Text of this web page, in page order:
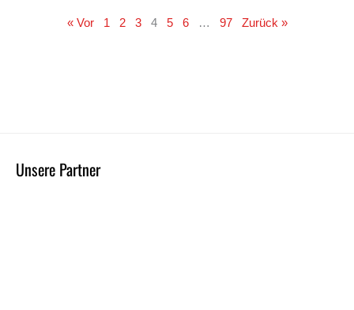
« Vor 1 2 3 4 5 6 … 97 Zurück »
Unsere Partner